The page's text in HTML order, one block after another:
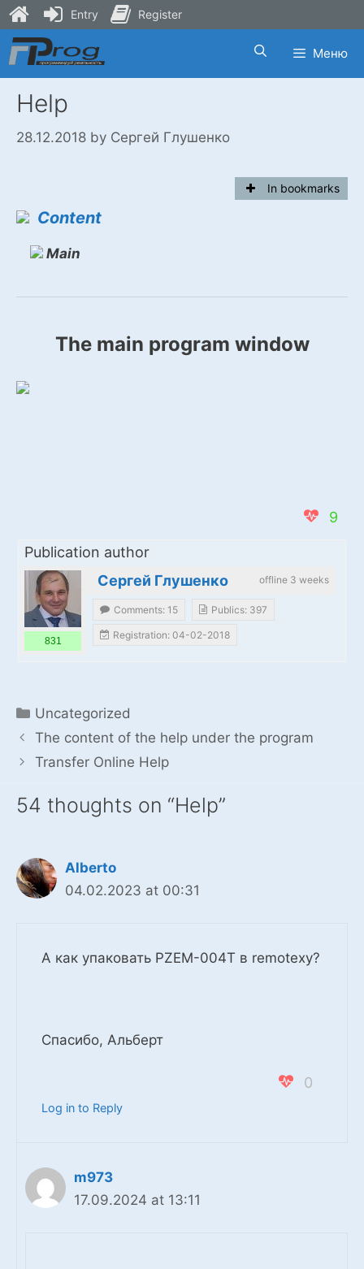
Skip
to
content
Меню
Help
28.12.2018 by Сергей Глушенко
In bookmarks
Content
Main
The main program window
9
Publication author
offline 3 weeks
Сергей Глушенко
831
Comments: 15 Publics: 397
Registration: 04-02-2018
Categories
Uncategorized
The content of the help under the program
Transfer Online Help
54 thoughts on “Help”
Alberto
04.02.2023 at 00:31
А как упаковать PZEM-004T в remotexy?
Спасибо, Альберт
0
Log in to Reply
m973
17.09.2024 at 13:11
Entry Register